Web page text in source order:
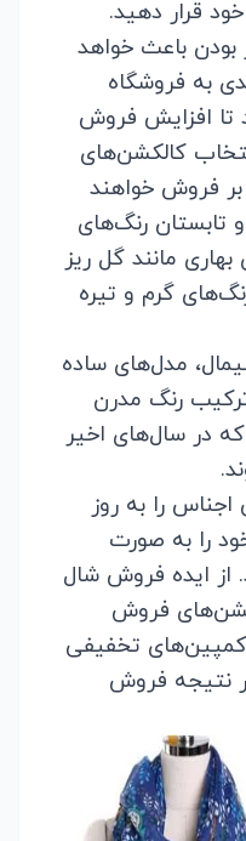
قرار دهید.
باعث خواهد
به فروشگاه
تا افزایش فروش
کالکشن‌های
فروش خواهند
تابستان رنگ‌های
مانند گل ریز
گرم و تیره
مدل‌های ساده
رنگ مدرن
در سال‌های اخیر
را به روز
را به صورت
ایده فروش شال
فروش
کمپین‌های تخفیفی
نتیجه فروش